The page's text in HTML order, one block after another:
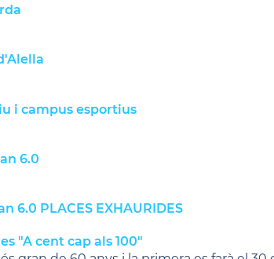
i campus esportius
6.0
6.0 PLACES EXHAURIDES
"A cent cap als 100"